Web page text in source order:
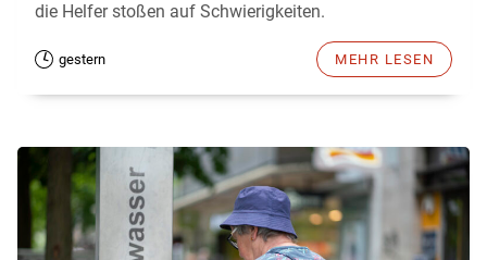
die Helfer stoßen auf Schwierigkeiten.
gestern MEHR LESEN